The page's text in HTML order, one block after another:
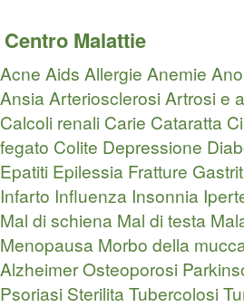
Centro Malattie
Acne Aids Allergie Anemie
AnsiaArteriosclerosiArtrosi e
Calcoli renali Carie Cataratta
fegato Colite Depressione
Epatiti Epilessia Fratture
Infarto Influenza Insonnia
Mal di schiena Mal di testa
Menopausa Morbo della
AlzheimerOsteoporosi
Psoriasi SterilitaTubercolosi